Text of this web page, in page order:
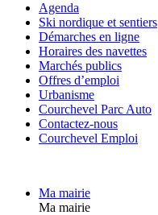
Agenda
Ski nordique et sentiers
Démarches en ligne
Horaires des navettes
Marchés publics
Offres d’emploi
Urbanisme
Courchevel Parc Auto
Contactez-nous
Courchevel Emploi
Ma mairie
Ma mairie